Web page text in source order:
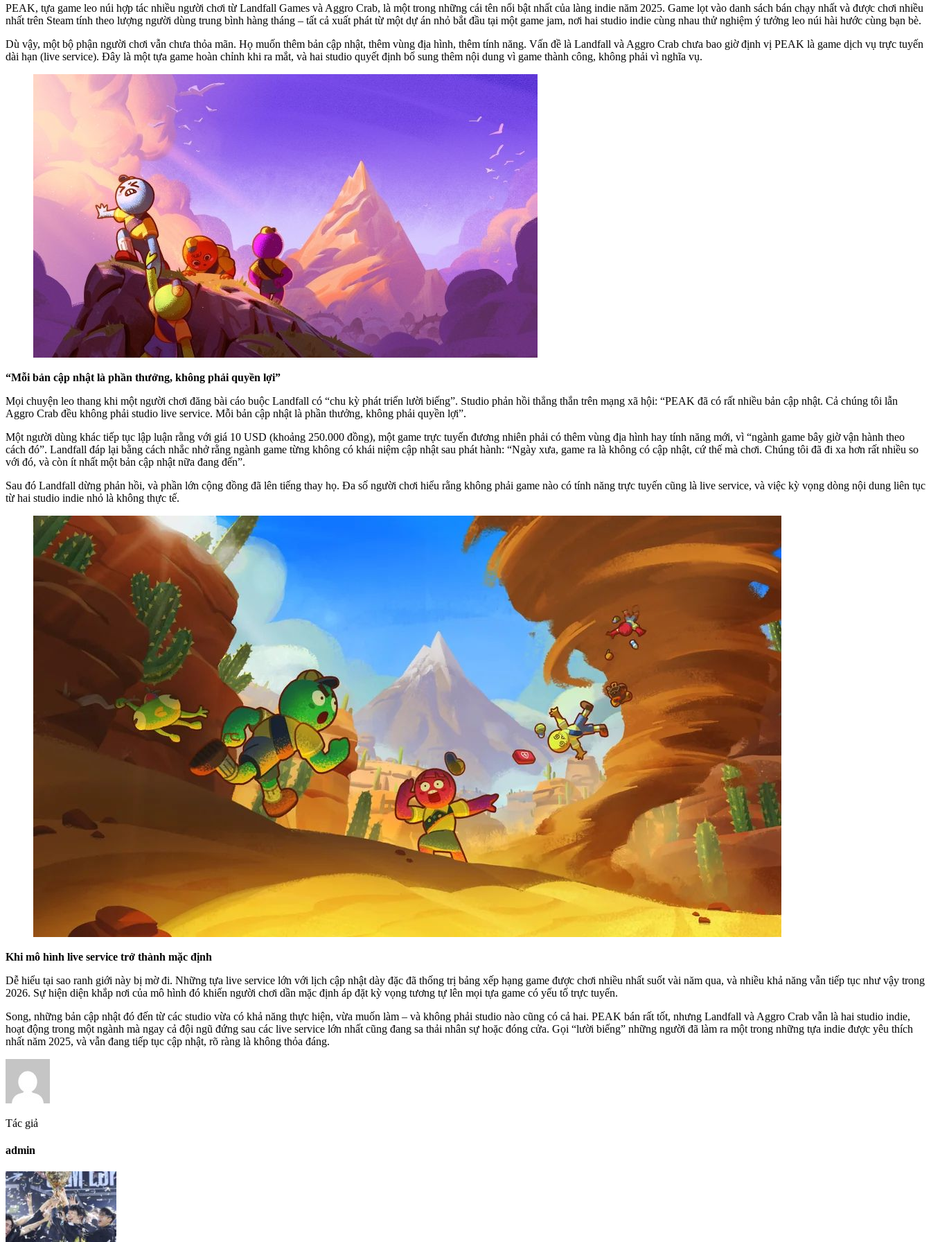
PEAK, tựa game leo núi hợp tác nhiều người chơi từ Landfall Games và Aggro Crab, là một trong những cái tên nổi bật nhất của làng indie năm 2025. Game lọt vào danh sách bán chạy nhất và được chơi nhiều
nhất trên Steam tính theo lượng người dùng trung bình hàng tháng – tất cả xuất phát từ một dự án nhỏ bắt đầu tại một game jam, nơi hai studio indie cùng nhau thử nghiệm ý tưởng leo núi hài hước cùng bạn bè.
Dù vậy, một bộ phận người chơi vẫn chưa thỏa mãn. Họ muốn thêm bản cập nhật, thêm vùng địa hình, thêm tính năng. Vấn đề là Landfall và Aggro Crab chưa bao giờ định vị PEAK là game dịch vụ trực tuyến
dài hạn (live service). Đây là một tựa game hoàn chỉnh khi ra mắt, và hai studio quyết định bổ sung thêm nội dung vì game thành công, không phải vì nghĩa vụ.
“Mỗi bản cập nhật là phần thưởng, không phải quyền lợi”
Mọi chuyện leo thang khi một người chơi đăng bài cáo buộc Landfall có “chu kỳ phát triển lười biếng”. Studio phản hồi thẳng thắn trên mạng xã hội: “PEAK đã có rất nhiều bản cập nhật. Cả chúng tôi lẫn
Aggro Crab đều không phải studio live service. Mỗi bản cập nhật là phần thưởng, không phải quyền lợi”.
Một người dùng khác tiếp tục lập luận rằng với giá 10 USD (khoảng 250.000 đồng), một game trực tuyến đương nhiên phải có thêm vùng địa hình hay tính năng mới, vì “ngành game bây giờ vận hành theo
cách đó”. Landfall đáp lại bằng cách nhắc nhở rằng ngành game từng không có khái niệm cập nhật sau phát hành: “Ngày xưa, game ra là không có cập nhật, cứ thế mà chơi. Chúng tôi đã đi xa hơn rất nhiều so
với đó, và còn ít nhất một bản cập nhật nữa đang đến”.
Sau đó Landfall dừng phản hồi, và phần lớn cộng đồng đã lên tiếng thay họ. Đa số người chơi hiểu rằng không phải game nào có tính năng trực tuyến cũng là live service, và việc kỳ vọng dòng nội dung liên tục
từ hai studio indie nhỏ là không thực tế.
Khi mô hình live service trở thành mặc định
Dễ hiểu tại sao ranh giới này bị mờ đi. Những tựa live service lớn với lịch cập nhật dày đặc đã thống trị bảng xếp hạng game được chơi nhiều nhất suốt vài năm qua, và nhiều khả năng vẫn tiếp tục như vậy trong
2026. Sự hiện diện khắp nơi của mô hình đó khiến người chơi dần mặc định áp đặt kỳ vọng tương tự lên mọi tựa game có yếu tố trực tuyến.
Song, những bản cập nhật đó đến từ các studio vừa có khả năng thực hiện, vừa muốn làm – và không phải studio nào cũng có cả hai. PEAK bán rất tốt, nhưng Landfall và Aggro Crab vẫn là hai studio indie,
hoạt động trong một ngành mà ngay cả đội ngũ đứng sau các live service lớn nhất cũng đang sa thải nhân sự hoặc đóng cửa. Gọi “lười biếng” những người đã làm ra một trong những tựa indie được yêu thích
nhất năm 2025, và vẫn đang tiếp tục cập nhật, rõ ràng là không thỏa đáng.
Tác giả
admin